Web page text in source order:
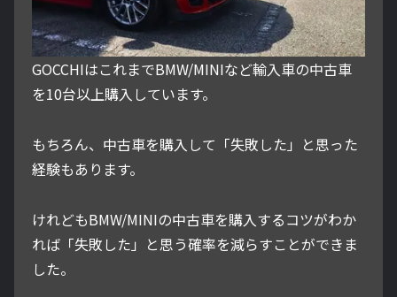
GOCCHIはこれまでBMW/MINIなど輸入車の中古車
を10台以上購入しています。
もちろん、中古車を購入して「失敗した」と思った
経験もあります。
けれどもBMW/MINIの中古車を購入するコツがわか
れば「失敗した」と思う確率を減らすことができま
した。